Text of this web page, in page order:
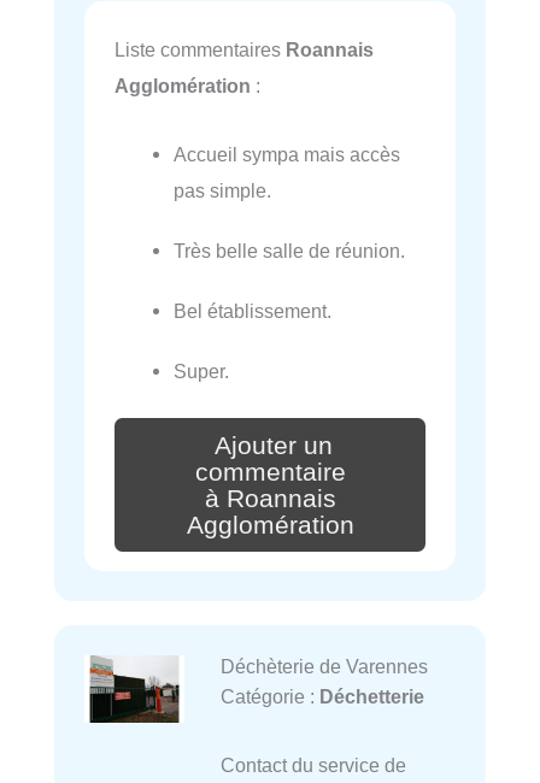
Liste commentaires Roannais
Agglomération :
Accueil sympa mais accès
pas simple.
Très belle salle de réunion.
Bel établissement.
Super.
Ajouter un
commentaire
à Roannais
Agglomération
Déchèterie de Varennes
Catégorie : Déchetterie
Contact du service de